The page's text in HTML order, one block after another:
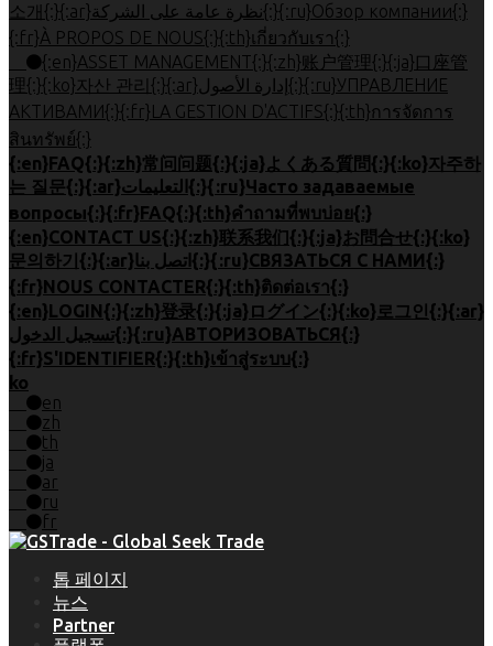
소개{:}{:ar}نظرة عامة على الشركة{:}{:ru}Обзор компании{:}
{:fr}À PROPOS DE NOUS{:}{:th}เกี่ยวกับเรา{:}
{:en}ASSET MANAGEMENT{:}{:zh}账户管理{:}{:ja}口座管
理{:}{:ko}자산 관리{:}{:ar}إدارة الأصول{:}{:ru}УПРАВЛЕНИЕ
АКТИВАМИ{:}{:fr}LA GESTION D'ACTIFS{:}{:th}การจัดการ
สินทรัพย์{:}
{:en}FAQ{:}{:zh}常问问题{:}{:ja}よくある質問{:}{:ko}자주하
는 질문{:}{:ar}التعليمات{:}{:ru}Часто задаваемые
вопросы{:}{:fr}FAQ{:}{:th}คำถามที่พบบ่อย{:}
{:en}CONTACT US{:}{:zh}联系我们{:}{:ja}お問合せ{:}{:ko}
문의하기{:}{:ar}اتصل بنا{:}{:ru}СВЯЗАТЬСЯ С НАМИ{:}
{:fr}NOUS CONTACTER{:}{:th}ติดต่อเรา{:}
{:en}LOGIN{:}{:zh}登录{:}{:ja}ログイン{:}{:ko}로그인{:}{:ar}
تسجيل الدخول{:}{:ru}АВТОРИЗОВАТЬСЯ{:}
{:fr}S'IDENTIFIER{:}{:th}เข้าสู่ระบบ{:}
ko
en
zh
th
ja
ar
ru
fr
톱 페이지
뉴스
Partner